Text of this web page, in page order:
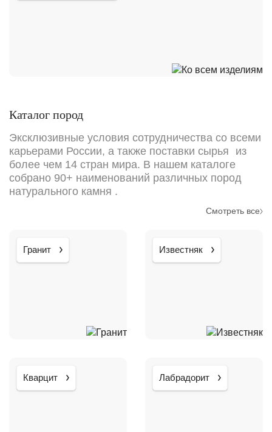
Каталог пород
Эксклюзивные условия сотрудничества со всеми
карьерами России, а также поставки сырья из
более чем 14 стран мира. В нашем каталоге
собрано 90+ наименований различных пород
натурального камня .
Смотреть все
Гранит Известняк
Кварцит Лабрадорит